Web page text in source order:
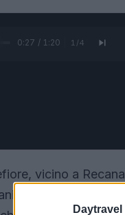
Daytravel
0:28 / 1:20 1 /4
vicino a
che domina la